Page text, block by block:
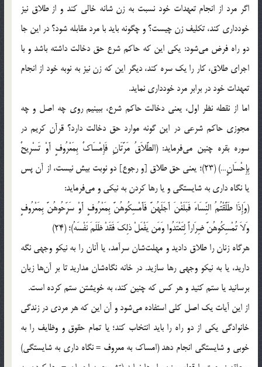
اگر مرد از انجام تعهدات خود نسبت به زن شانه خالی کند و از طلاق نیز
خودداری کند، تکلیف زن چیست؟ و چگونه باید با مرد مقابله شود؟ در این جا
دو راه فرض می‌شود: یکی این که حاکم شرع حق دخالت داشته باشد و با
اجرای طلاق، کار را یک سره کند، دیگر این که زن نیز به نوبه خود از انجام
تعهدات خود در برابر مرد خودداری نماید.
اما از نقطه نظر اول، یعنی دخالت حاکم شرع، ببینیم روی چه اصل و چه
مجوزی حاکم شرعی در این گونه موارد حق دخالت دارد؟ قرآن کریم در
سوره بقره چنین می‌فرماید: (الطَّلاَقُ مَرَّتَانِ فَإِمْسَاكٌ بِمَعْرُوفٍ أَوْ تَسْرِیحٌ
بِإِحْسَانٍ…) (23)؛ یعنی حق طلاق [و رجوع] دو نوبت بیش نیست، از آن پس
یا نگاه داری به شایستگی و یا رها کردن به نیکی و می‌فرماید:
(وَإِذَا طَلَّقْتُمُ النِّسَاءَ فَبَلَغْنَ أَجَلَهُنَّ فَأَمْسِكُوهُنَّ بِمَعْرُوفٍ أَوْ سَرِّحُوهُنَّ بِمَعْرُوفٍ
وَلاَ تُمْسِكُوهُنَّ ضِرَاراً لِتَعْتَدُوا وَمَن یَفْعَلْ ذلِكَ فَقَدْ ظَلَمَ نَفْسَهُ)؛ (24)
هرگاه زنان را طلاق دادید و مهلت‌شان سرآمد، یا آنان را به نیکو وجهی نگه
دارید، یا به نیکو وجهی رها سازید. در خانه نگاه‌شان مدارید تا بر آن‌ها زیان
برسانید یا ستم کنید و هر کس که چنین کند، به خویشتن ستم کرده است.
از این آیات یک اصل کلی استفاده می‌شود و آن این که هر مردی در زندگی
خانوادگی یکی از دو راه را باید انتخاب کند؛ یا تمام حقوق و وظایف را به
خوبی و شایستگی انجام دهد (امساک به معروف = نگاه داری به شایستگی)